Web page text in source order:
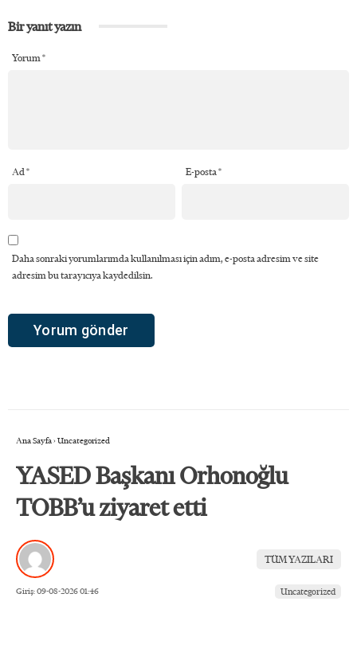
Bir yanıt yazın
Yorum*
Ad * E-posta*
Daha sonraki yorumlarımda kullanılması için adım, e-posta adresim ve site
adresim bu tarayıcıya kaydedilsin.
Ana Sayfa› Uncategorized
YASED Başkanı Orhonoğlu
TOBB’u ziyaret etti
TÜM YAZILARI
Giriş: 09-08-2026 01:46 Uncategorized